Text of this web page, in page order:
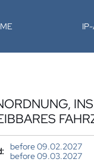
before 09.02.2027
before 09.03.2027